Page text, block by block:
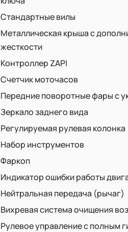
Стандартные вилы
Металлическая крыша с
жесткости
Контроллер ZAPI
Счетчик моточасов
Передние поворотные фары с
Зеркало заднего вида
Регулируемая рулевая колонка
Набор инструментов
Фаркоп
Индикатор ошибки работы
Нейтральная передача (рычаг)
Вихревая система очищения
Рулевое управление с полным